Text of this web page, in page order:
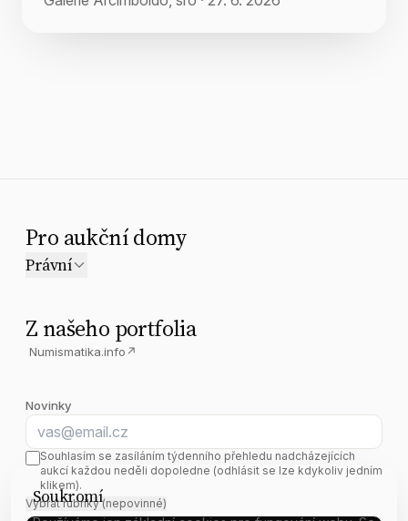
Soukromí
Pro aukční domy
Právní
Z našeho portfolia
Numismatika.info ↗
Novinky
E-mail
Souhlasím se zasíláním týdenního přehledu nadcházejících
aukcí každou neděli dopoledne (odhlásit se lze kdykoliv jedním
klikem).
Vybrat rubriky (nepovinné)